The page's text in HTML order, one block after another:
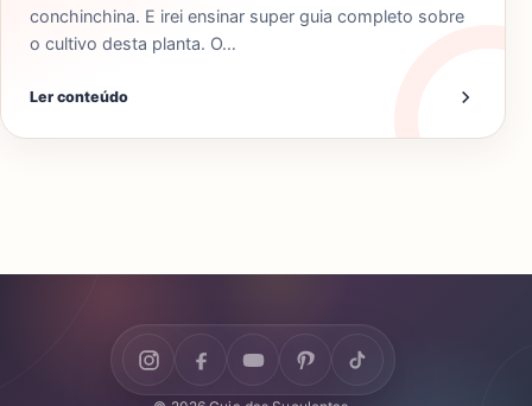
conchinchina. E irei ensinar super guia completo sobre
o cultivo desta planta. O…
Ler conteúdo